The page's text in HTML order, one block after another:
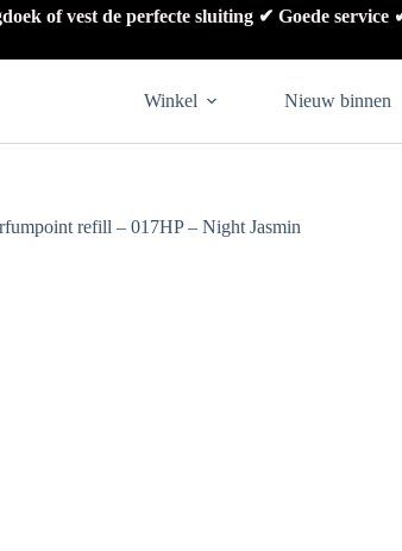
of vest de perfecte sluiting ✔ Goede service
Winkel Nieuw binnen
refill – 017HP – Night Jasmin